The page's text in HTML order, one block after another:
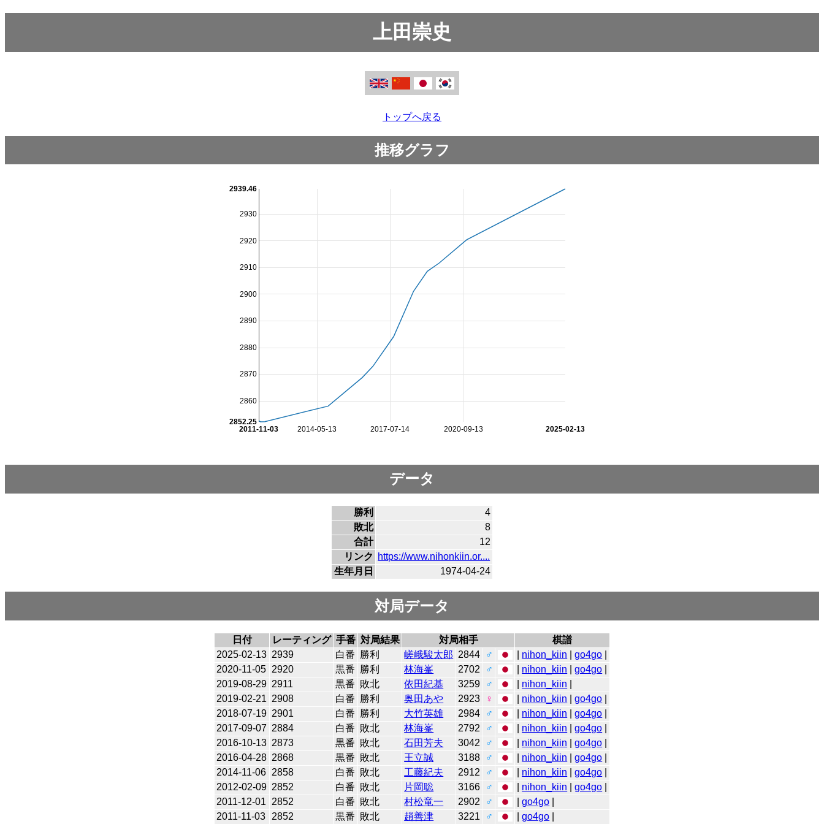
上田崇史
トップへ戻る
推移グラフ
2014-05-13 2017-07-14 2020-09-13
2011-11-03 2025-02-13
2860
2870
2880
2890
2900
2910
2920
2930
2852.25
2939.46
データ
勝利
4
敗北
8
合計
12
リンク
https://www.nihonkiin.or....
生年月日
1974-04-24
対局データ
日付 レーティング 手番 対局結果 対局相手
棋譜
2025-02-13 2939 白番 勝利 嵯峨駿太郎 2844 ♂ nihon_kiin |go4go
2020-11-05 2920 黒番 勝利 林海峯 2702 ♂ nihon_kiin |go4go
2019-08-29 2911 黒番 敗北 依田紀基 3259 ♂ nihon_kiin
2019-02-21 2908 白番 勝利 奥田あや 2923 ♀ nihon_kiin |go4go
2018-07-19 2901 白番 勝利 大竹英雄 2984 ♂ nihon_kiin |go4go
2017-09-07 2884 白番 敗北 林海峯 2792 ♂ nihon_kiin |go4go
2016-10-13 2873 黒番 敗北 石田芳夫 3042 ♂ nihon_kiin |go4go
2016-04-28 2868 黒番 敗北 王立誠 3188 ♂ nihon_kiin |go4go
2014-11-06 2858 白番 敗北 工藤紀夫 2912 ♂ nihon_kiin |go4go
2012-02-09 2852 白番 敗北 片岡聡 3166 ♂ nihon_kiin |go4go
2011-12-01
2852 白番 敗北 村松竜一 2902 ♂ |go4go
2011-11-03
2852 黒番 敗北 趙善津 3221 ♂ |go4go